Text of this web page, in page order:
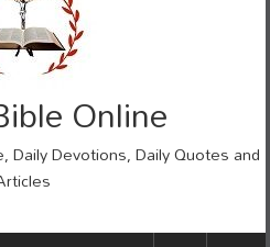
Online
Daily Devotions, Daily Quotes and